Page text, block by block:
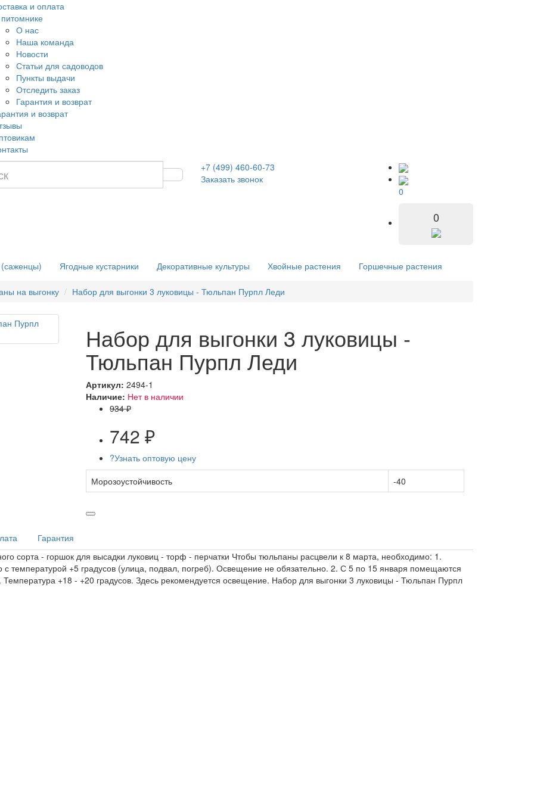
и оплата
О нас
Наша команда
Новости
Статьи для садоводов
Пункты выдачи
Отследить заказ
Гарантия и возврат
и возврат
+7 (499) 460-60-73
Заказать звонок
0
0
Ягодные кустарники Декоративные культуры Хвойные растения Горшечные растения
на выгонку Набор для выгонки 3 луковицы - Тюльпан Пурпл Леди
Набор для выгонки 3 луковицы -
Тюльпан Пурпл Леди
Артикул: 2494-1
Наличие: Нет в наличии
934 ₽
742 ₽
?Узнать оптовую цену
Морозоустойчивость
-40
Гарантия
сорта - горшок для высадки луковиц - торф - перчатки Чтобы тюльпаны расцвели к 8 марта, необходимо: 1.
температурой +5 градусов (улица, подвал, погреб). Освещение не обязательно. 2. С 5 по 15 января помещаются
+18 - +20 градусов. Здесь рекомендуется освещение. Набор для выгонки 3 луковицы - Тюльпан Пурпл